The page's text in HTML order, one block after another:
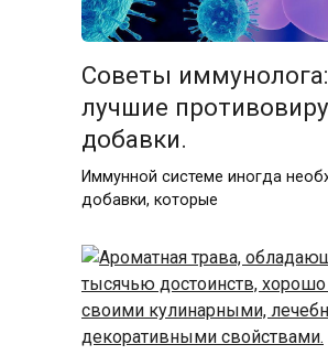
Советы иммунолога:
лучшие
добавки.
Иммунной системе иногда
добавки, которые